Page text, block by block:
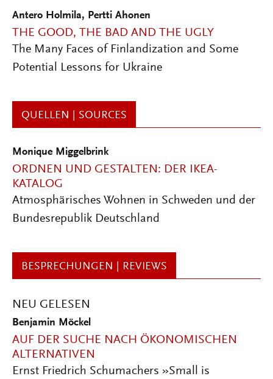
Antero Holmila, Pertti Ahonen
THE GOOD, THE BAD AND THE UGLY
The Many Faces of Finlandization and Some
Potential Lessons for Ukraine
QUELLEN | SOURCES
Monique Miggelbrink
ORDNEN UND GESTALTEN: DER IKEA-
KATALOG
Atmosphärisches Wohnen in Schweden und der
Bundesrepublik Deutschland
BESPRECHUNGEN | REVIEWS
NEU GELESEN
Benjamin Möckel
AUF DER SUCHE NACH ÖKONOMISCHEN
ALTERNATIVEN
Ernst Friedrich Schumachers »Small is